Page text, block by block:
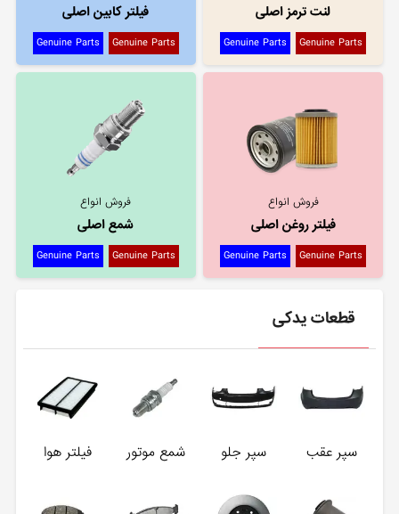
لنت ترمز اصلی
Genuine Parts
Genuine Parts
فیلتر کابین اصلی
Genuine Parts
Genuine Parts
فروش انواع
فیلتر روغن اصلی
Genuine Parts
Genuine Parts
فروش انواع
شمع اصلی
Genuine Parts
Genuine Parts
قطعات یدکی
سپر عقب سپر جلو شمع موتور فیلتر هوا